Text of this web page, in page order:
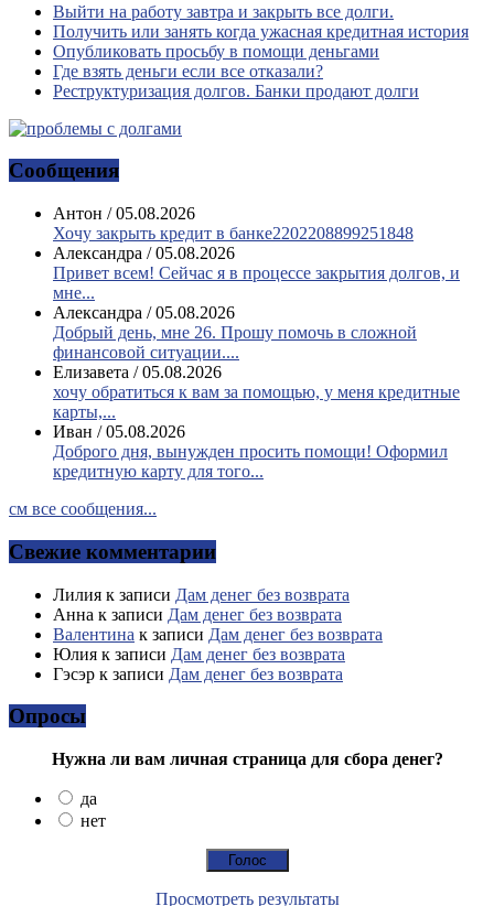
Выйти на работу завтра и закрыть все долги.
Получить или занять когда ужасная кредитная история
Опубликовать просьбу в помощи деньгами
Где взять деньги если все отказали?
Реструктуризация долгов. Банки продают долги
Сообщения
Антон /05.08.2026
Хочу закрыть кредит в банке2202208899251848
Александра /05.08.2026
Привет всем! Сейчас я в процессе закрытия долгов, и
мне...
Александра /05.08.2026
Добрый день, мне 26. Прошу помочь в сложной
финансовой ситуации....
Елизавета /05.08.2026
хочу обратиться к вам за помощью, у меня кредитные
карты,...
Иван /05.08.2026
Доброго дня, вынужден просить помощи! Оформил
кредитную карту для того...
см все сообщения...
Свежие комментарии
Лилия к записи Дам денег без возврата
Анна к записи Дам денег без возврата
Валентина к записи Дам денег без возврата
Юлия к записи Дам денег без возврата
Гэсэр к записи Дам денег без возврата
Опросы
Нужна ли вам личная страница для сбора денег?
да
нет
Просмотреть результаты